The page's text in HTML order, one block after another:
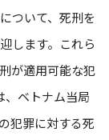
ついて、死刑を
します。これら
が適用可能な犯
、ベトナム当局
犯罪に対する死